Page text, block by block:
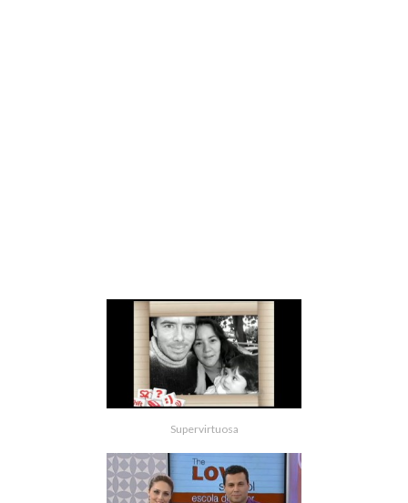
Supervirtuosa